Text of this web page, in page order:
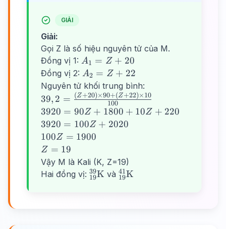
GIẢI
Giải:
Gọi Z là số hiệu nguyên tử của M.
Đồng vị 1: A_1
= Z
+
20
A1 = Z + 20
Đồng vị 2: A_2
= Z
+
22
A2 = Z + 22
Nguyên tử khối trung bình:
39,2 =
\frac{(Z
+ 20)
\times
90 + (Z
+ 22)
\times
10}
39, 2 = 100
(Z+20)×90+(Z+22)×10
3920
=
90Z
+
1800
+
10Z
3920 = 90Z + 1800 + 10Z + 220
3920
=
100Z
+
2020
3920 = 100Z + 2020
100Z
=
1900
100Z = 1900
Z
=
19
Z = 19
Vậy M là Kali (K, Z=19)
Hai đồng vị: ^{39}_{19}\text{K}
19
39K và ^{41}_{19}\text{K}
19
41K